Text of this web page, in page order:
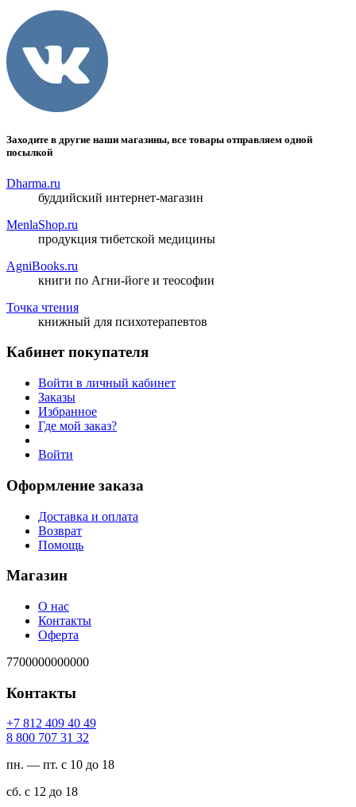
Заходите в другие наши магазины, все товары отправляем одной
посылкой
Dharma.ru
буддийский интернет-магазин
MenlaShop.ru
продукция тибетской медицины
AgniBooks.ru
книги по Агни-йоге и теософии
Точка чтения
книжный для психотерапевтов
Кабинет покупателя
Войти в личный кабинет
Заказы
Избранное
Где мой заказ?
Войти
Оформление заказа
Доставка и оплата
Возврат
Помощь
Магазин
О нас
Контакты
Оферта
7700000000000
Контакты
94 04 904 218 7+
23 13 707 008 8
пн. — пт. с 10 до 18
сб. с 12 до 18